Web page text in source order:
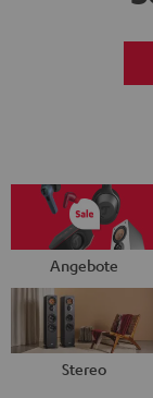
Angebote
Stereo